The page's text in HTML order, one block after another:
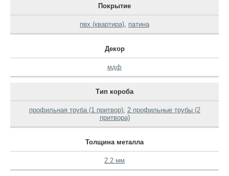
Покрытие
пвх (квартира), патина
Декор
мдф
Тип короба
профильная труба (1 притвор), 2 профильные трубы (2
притвора)
Толщина металла
2.2 мм